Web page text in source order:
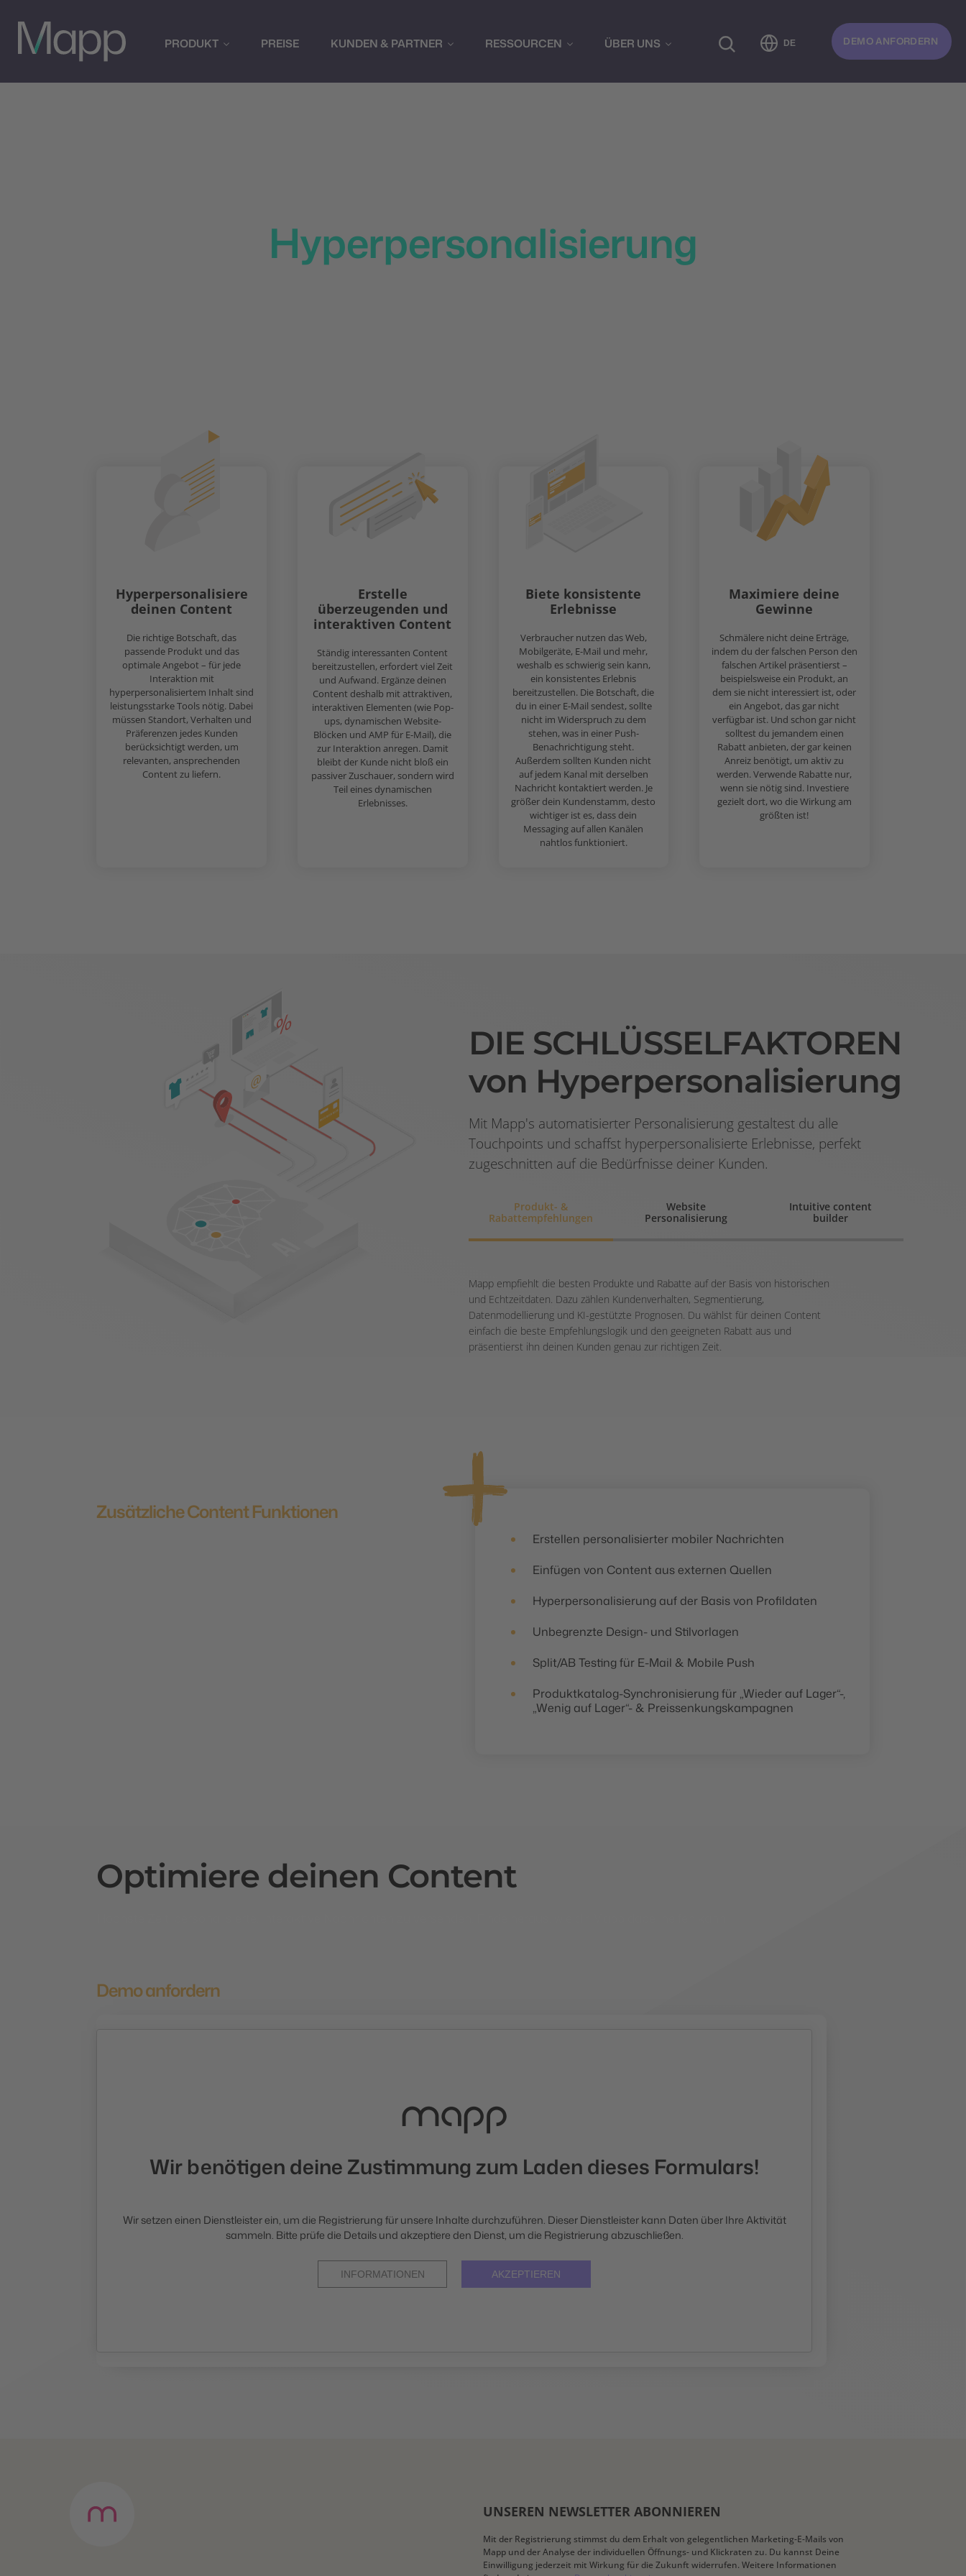
PRODUKT PREISE KUNDEN & PARTNER RESSOURCEN ÜBER UNS DE DEMO ANFORDERN
Hyperpersonalisierung
Hyperpersonalisiere
deinen Content
Die richtige Botschaft, das
passende Produkt und das
optimale Angebot – für jede
Interaktion mit
hyperpersonalisiertem Inhalt sind
leistungsstarke Tools nötig. Dabei
müssen Standort, Verhalten und
Präferenzen jedes Kunden
berücksichtigt werden, um
relevanten, ansprechenden
Content zu liefern.
Erstelle
überzeugenden und
interaktiven Content
Ständig interessanten Content
bereitzustellen, erfordert viel Zeit
und Aufwand. Ergänze deinen
Content deshalb mit attraktiven,
interaktiven Elementen (wie Pop-
ups, dynamischen Website-
Blöcken und AMP für E-Mail), die
zur Interaktion anregen. Damit
bleibt der Kunde nicht bloß ein
passiver Zuschauer, sondern wird
Teil eines dynamischen
Erlebnisses.
Biete konsistente
Erlebnisse
Verbraucher nutzen das Web,
Mobilgeräte, E-Mail und mehr,
weshalb es schwierig sein kann,
ein konsistentes Erlebnis
bereitzustellen. Die Botschaft, die
du in einer E-Mail sendest, sollte
nicht im Widerspruch zu dem
stehen, was in einer Push-
Benachrichtigung steht.
Außerdem sollten Kunden nicht
auf jedem Kanal mit derselben
Nachricht kontaktiert werden. Je
größer dein Kundenstamm, desto
wichtiger ist es, dass dein
Messaging auf allen Kanälen
nahtlos funktioniert.
Maximiere deine
Gewinne
Schmälere nicht deine Erträge,
indem du der falschen Person den
falschen Artikel präsentierst –
beispielsweise ein Produkt, an
dem sie nicht interessiert ist, oder
ein Angebot, das gar nicht
verfügbar ist. Und schon gar nicht
solltest du jemandem einen
Rabatt anbieten, der gar keinen
Anreiz benötigt, um aktiv zu
werden. Verwende Rabatte nur,
wenn sie nötig sind. Investiere
gezielt dort, wo die Wirkung am
größten ist!
DIE SCHLÜSSELFAKTOREN
von Hyperpersonalisierung
Mit Mapp's automatisierter Personalisierung gestaltest du alle
Touchpoints und schaffst hyperpersonalisierte Erlebnisse, perfekt
zugeschnitten auf die Bedürfnisse deiner Kunden.
Produkt- &
Rabattempfehlungen
Website
Personalisierung
Intuitive content
builder
Mapp empfiehlt die besten Produkte und Rabatte auf der Basis von historischen
und Echtzeitdaten. Dazu zählen Kundenverhalten, Segmentierung,
Datenmodellierung und KI-gestützte Prognosen. Du wählst für deinen Content
einfach die beste Empfehlungslogik und den geeigneten Rabatt aus und
präsentierst ihn deinen Kunden genau zur richtigen Zeit.
Zusätzliche Content Funktionen
Erstellen personalisierter mobiler Nachrichten
Einfügen von Content aus externen Quellen
Hyperpersonalisierung auf der Basis von Profildaten
Unbegrenzte Design- und Stilvorlagen
Split/AB Testing für E-Mail & Mobile Push
Produktkatalog-Synchronisierung für „Wieder auf Lager“-,
„Wenig auf Lager“- & Preissenkungskampagnen
Optimiere deinen Content
Demo anfordern
Wir benötigen deine Zustimmung zum Laden dieses Formulars!
Wir setzen einen Dienstleister ein, um die Registrierung für unsere Inhalte durchzuführen. Dieser Dienstleister kann Daten über Ihre Aktivität
sammeln. Bitte prüfe die Details und akzeptiere den Dienst, um die Registrierung abzuschließen.
INFORMATIONEN AKZEPTIEREN
UNSEREN NEWSLETTER ABONNIEREN
Mit der Registrierung stimmst du dem Erhalt von gelegentlichen Marketing-E-Mails von
Mapp und der Analyse der individuellen Öffnungs- und Klickraten zu. Du kannst Deine
Einwilligung jederzeit mit Wirkung für die Zukunft widerrufen. Weitere Informationen